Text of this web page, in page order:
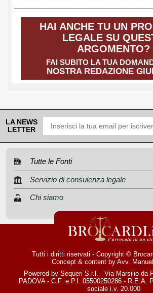
HAI ANCHE TU UN
LEGALE SU
ARGOMENTO?
FAI SUBITO LA TUA
NOSTRA REDAZIONE
LA NEWS
LETTER
Tutte le Fonti
Servizio di consulenza legale
Chi siamo
Tutti i diritti riservati - Copyright ©
Concept & content by Avv.
Powered by Sequeri S.r.l. - Via Marsilio da
PADOVA - C.F. e P.I. 05500250286 - R.E.A.
sociale i.v. 20.000